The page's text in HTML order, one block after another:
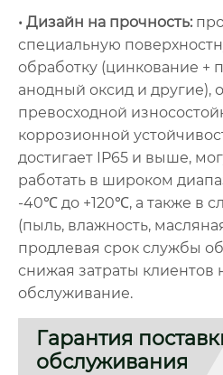
• Дизайн на прочность:
специальную
обработку (цинкование +
анодный оксид и другие),
превосходной
коррозионной
достигает IP65 и выше,
работать в широком
-40℃ до +120℃, а также в
(пыль, влажность,
продлевая срок службы
снижая затраты клиентов
обслуживание.
Гарантия
обслуживания